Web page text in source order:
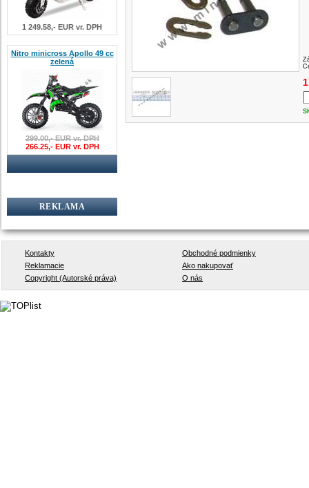
1 249.58,- EUR vr. DPH
Nitro minicross Apollo 49 cc
zelená
299.00,- EUR vr. DPH
266.25,- EUR vr. DPH
REKLAMA
Kontakty
Obchodné podmienky
Reklamacie
Ako nakupovať
Copyright (Autorské práva)
O nás